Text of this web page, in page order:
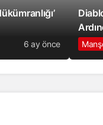
6 ay önce